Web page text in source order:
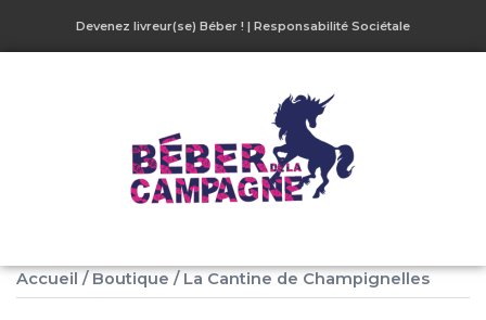
Devenez livreur(se) Béber ! | Responsabilité Sociétale
Accueil / Boutique / La Cantine de Champignelles